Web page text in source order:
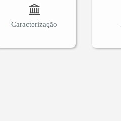
Caracterização